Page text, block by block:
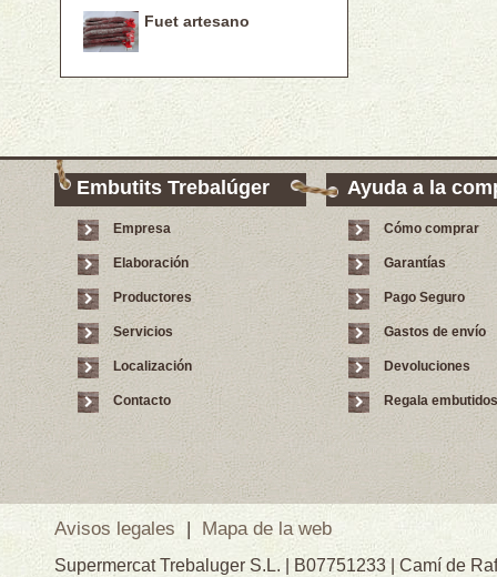
Fuet artesano
Embutits Trebalúger
Empresa
Elaboración
Productores
Servicios
Localización
Contacto
Ayuda a la
Cómo comprar
Garantías
Pago Seguro
Gastos de envío
Devoluciones
Regala embutidos
Avisos legales | Mapa de la web
Supermercat Trebaluger S.L. | B07751233 | Camí de